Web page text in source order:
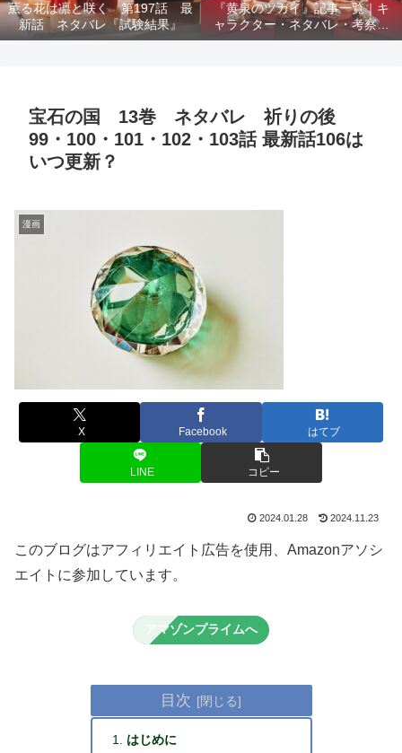
薫る花は凛と咲く 第197話 最
新話 ネタバレ『試験結果』
『黄泉のツガイ』記事一覧｜キ
ャラクター・ネタバレ・考察・
死亡キャラまとめ【完全ガイ
宝石の国 13巻 ネタバレ 祈りの後
99・100・101・102・103話 最新話106は
いつ更新？
漫画
X Facebook はてブ
LINE コピー
2024.01.28 2024.11.23
このブログはアフィリエイト広告を使用、Amazonアソシ
エイトに参加しています。
アマゾンプライムへ
目次
はじめに